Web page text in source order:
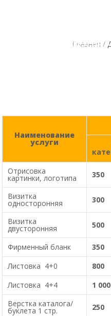
Главная /
ПРОДУКЦИИ
ФИРМЕННОГО
СТИЛЯ (БРЕНДБУК)
Наименование
услуги
Отрисовка
картинки, логотипа 350
Визитка
односторонняя 300
Визитка
двусторонняя 500
Фирменный бланк 350
Листовка 4+0 800
Листовка 4+4 1 000
Верстка каталога/
буклета 1 стр. 250